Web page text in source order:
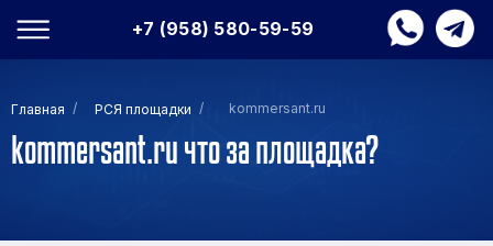
+7 (958) 580-59-59
Главная / РСЯ площадки / kommersant.ru
kommersant.ru что за площадка?